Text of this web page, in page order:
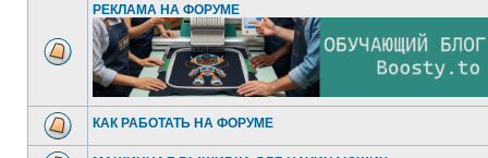
РЕКЛАМА НА ФОРУМЕ
КАК РАБОТАТЬ НА ФОРУМЕ